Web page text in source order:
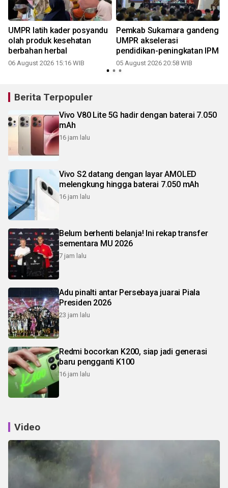
UMPR latih kader posyandu
olah produk kesehatan
berbahan herbal
06 August 2026 15:16 WIB
Pemkab Sukamara gandeng
UMPR akselerasi
pendidikan-peningkatan IPM
05 August 2026 20:58 WIB
Berita Terpopuler
Vivo V80 Lite 5G hadir dengan baterai 7.050
mAh
16 jam lalu
Vivo S2 datang dengan layar AMOLED
melengkung hingga baterai 7.050 mAh
16 jam lalu
Belum berhenti belanja! Ini rekap transfer
sementara MU 2026
7 jam lalu
Adu pinalti antar Persebaya juarai Piala
Presiden 2026
23 jam lalu
Redmi bocorkan K200, siap jadi generasi
baru pengganti K100
16 jam lalu
Video